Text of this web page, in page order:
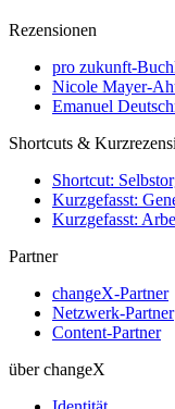
Rezensionen
pro zukunft-
Nicole Mayer-
Emanuel
Shortcuts &
Shortcut:
Kurzgefasst:
Kurzgefasst:
Partner
changeX-Partner
Netzwerk-Partner
Content-Partner
über changeX